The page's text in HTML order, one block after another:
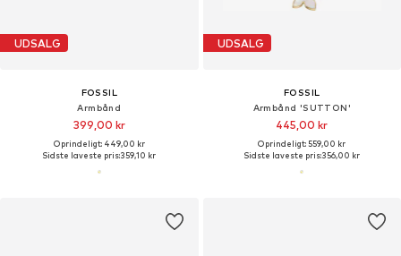
UDSALG
FOSSIL
Armbånd
399,00 kr
Oprindeligt: 449,00 kr
Sidste laveste pris:359,10 kr
UDSALG
FOSSIL
Armbånd 'SUTTON'
445,00 kr
Oprindeligt: 559,00 kr
Sidste laveste pris:356,00 kr